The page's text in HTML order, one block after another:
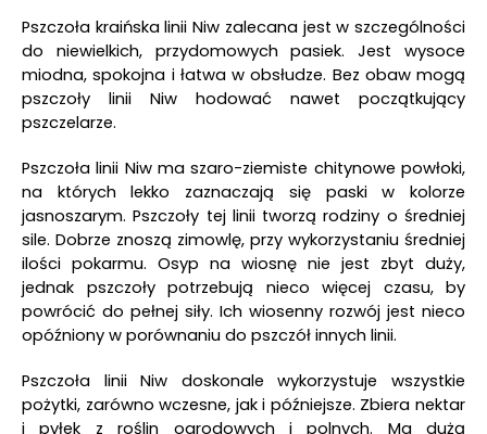
Pszczoła kraińska linii Niw zalecana jest w szczególności
do niewielkich, przydomowych pasiek. Jest wysoce
miodna, spokojna i łatwa w obsłudze. Bez obaw mogą
pszczoły linii Niw hodować nawet początkujący
pszczelarze.
Pszczoła linii Niw ma szaro-ziemiste chitynowe powłoki,
na których lekko zaznaczają się paski w kolorze
jasnoszarym. Pszczoły tej linii tworzą rodziny o średniej
sile. Dobrze znoszą zimowlę, przy wykorzystaniu średniej
ilości pokarmu. Osyp na wiosnę nie jest zbyt duży,
jednak pszczoły potrzebują nieco więcej czasu, by
powrócić do pełnej siły. Ich wiosenny rozwój jest nieco
opóźniony w porównaniu do pszczół innych linii.
Pszczoła linii Niw doskonale wykorzystuje wszystkie
pożytki, zarówno wczesne, jak i późniejsze. Zbiera nektar
i pyłek z roślin ogrodowych i polnych. Ma dużą